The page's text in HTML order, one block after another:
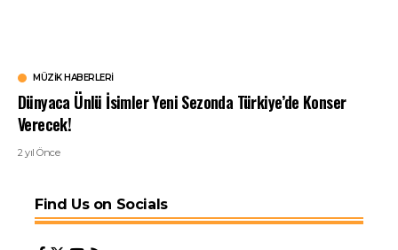
MÜZIK HABERLERI
Dünyaca Ünlü İsimler Yeni Sezonda Türkiye’de Konser
Verecek!
2 yıl Önce
Find Us on Socials